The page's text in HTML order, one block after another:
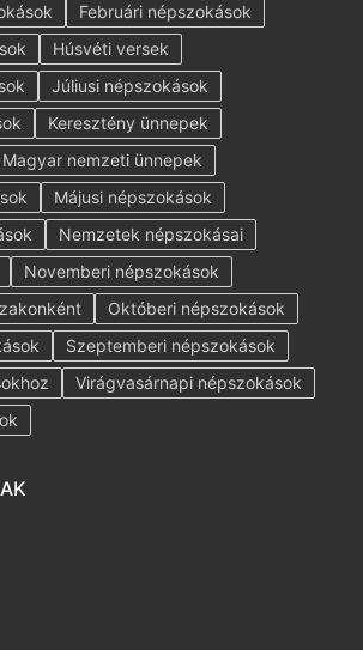
Februári népszokások
Húsvéti versek
Júliusi népszokások
Keresztény ünnepek
Magyar nemzeti ünnepek
Májusi népszokások
Nemzetek népszokásai
Novemberi népszokások
Októberi népszokások
Szeptemberi népszokások
Virágvasárnapi népszokások